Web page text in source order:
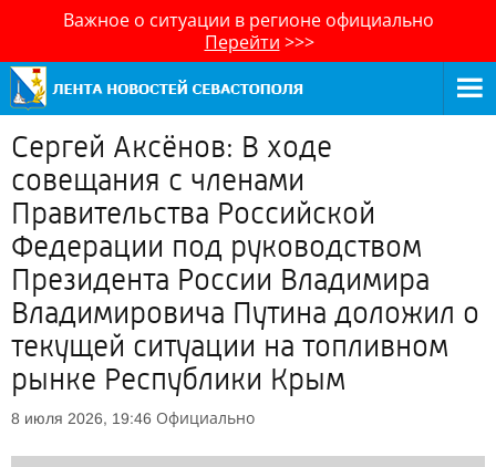
Важное о ситуации в регионе официально
Перейти >>>
Сергей Аксёнов: В ходе
совещания с членами
Правительства Российской
Федерации под руководством
Президента России Владимира
Владимировича Путина доложил о
текущей ситуации на топливном
рынке Республики Крым
8 июля 2026, 19:46 Официально